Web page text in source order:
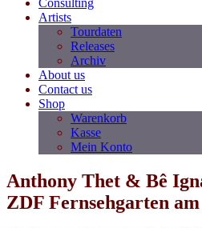
Consulting
Artists
Tourdaten
Releases
Archiv
About us
Contact us
Shop
Warenkorb
Kasse
Mein Konto
Anthony Thet & Bê
ZDF Fernsehgarten am